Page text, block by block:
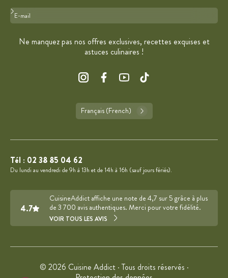
Format : adresse@email.com
Ne manquez pas nos offres exclusives, recettes exquises et
astuces culinaires !
Français (French)
Tél : 02 38 85 04 62
Du lundi au vendredi de 9h à 13h et de 14h à 16h (sauf jours fériés).
4.7
CuisineAddict affiche une note de 4,7 sur 5 grâce à plus
de 3 700 avis authentiques. Merci pour votre fidélité.
VOIR TOUS LES AVIS
© 2026 Cuisine Addict · Tous droits réservés ·